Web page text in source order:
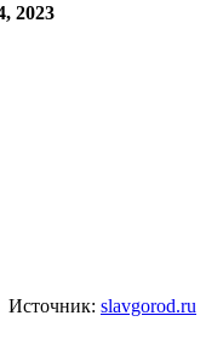
2023
Источник: slavgorod.ru